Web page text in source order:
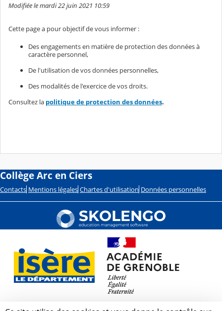
Modifiée le mardi 22 juin 2021 10:59
Cette page a pour objectif de vous informer :
Des engagements en matière de protection des données à
caractère personnel,
De l'utilisation de vos données personnelles,
Des modalités de l'exercice de vos droits.
Consultez la politique de protection des données.
Collège Arc en Ciers
Contacts Mentions légales Chartes d'utilisation Données personnelles